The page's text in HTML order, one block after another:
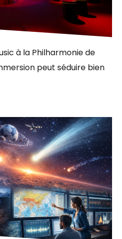
à la Philharmonie de
peut séduire bien